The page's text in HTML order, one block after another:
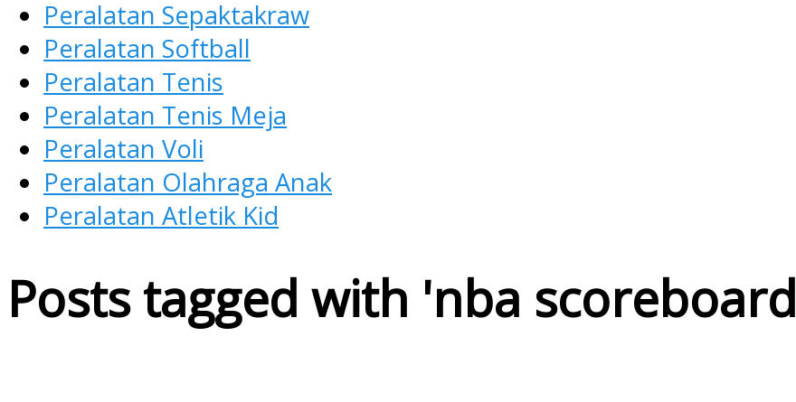
Peralatan Sepaktakraw
Peralatan Softball
Peralatan Tenis
Peralatan Tenis Meja
Peralatan Voli
Peralatan Olahraga Anak
Peralatan Atletik Kid
Posts tagged with 'nba scoreboard